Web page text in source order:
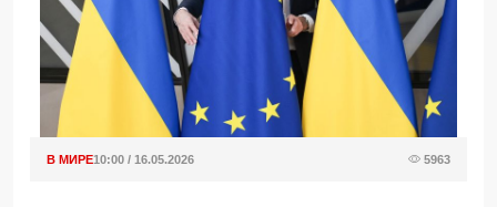
В МИРЕ10:00 / 16.05.2026 5963